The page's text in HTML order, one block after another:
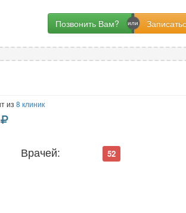
Позвонить Вам?
из 8 клиник
Врачей: 52